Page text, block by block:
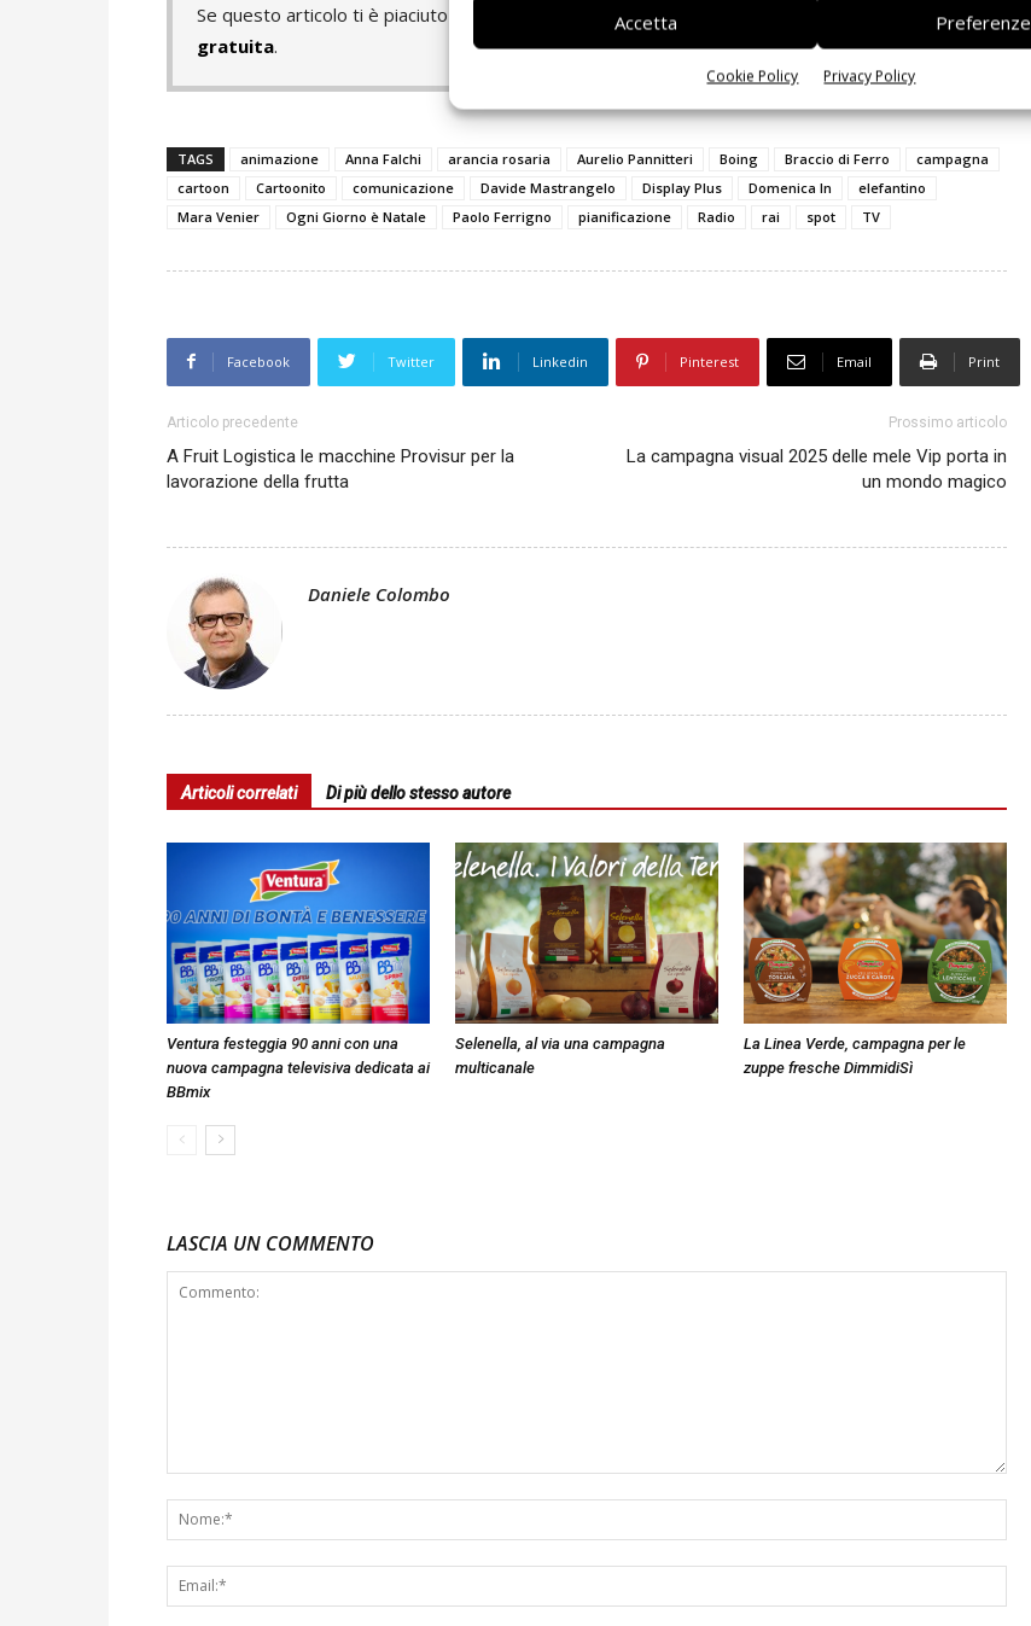
Accetta Preferenze
Cookie Policy Privacy Policy
Se questo articolo ti è piaciuto e vuoi rimanere sempre informato
iscriviti alla newsletter
gratuita.
TAGS animazione Anna Falchi arancia rosaria Aurelio Pannitteri Boing Braccio di Ferro
campagna
cartoon
Cartoonito comunicazione Davide Mastrangelo Display Plus Domenica In
elefantino
Mara Venier
Ogni Giorno è Natale Paolo Ferrigno pianificazione Radio rai spot TV
Facebook Twitter Linkedin Pinterest Email Print
Articolo precedente
A Fruit Logistica le macchine Provisur per la
lavorazione della frutta
Prossimo articolo
La campagna visual 2025 delle mele Vip porta in
un mondo magico
Daniele Colombo
Articoli correlati Di più dello stesso autore
Ventura festeggia 90 anni con una
nuova campagna televisiva dedicata ai
BBmix
Selenella, al via una campagna
multicanale
La Linea Verde, campagna per le
zuppe fresche DimmidiSì
LASCIA UN COMMENTO